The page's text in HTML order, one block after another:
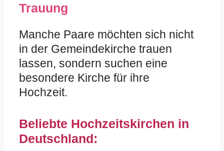
Trauung
Manche Paare möchten sich nicht
in der Gemeindekirche trauen
lassen, sondern suchen eine
besondere Kirche für ihre
Hochzeit.
Beliebte Hochzeitskirchen in
Deutschland: